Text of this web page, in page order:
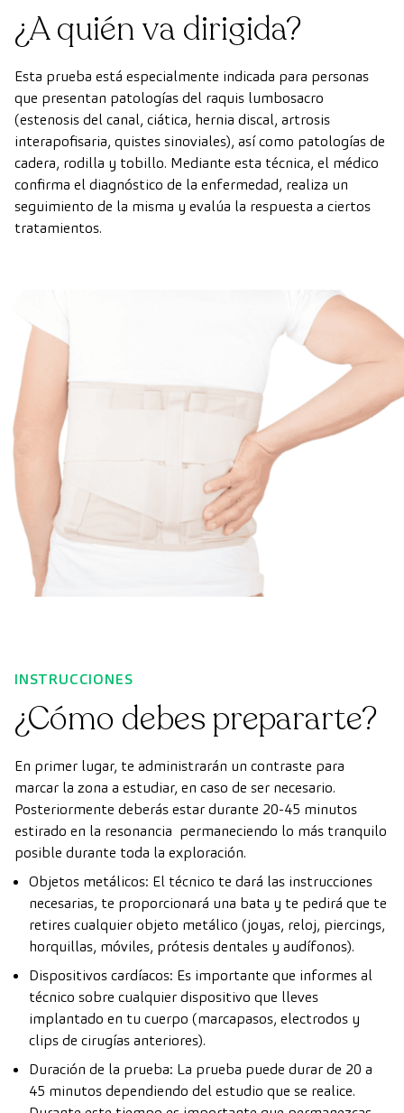
¿A quién va dirigida?
Esta prueba está especialmente indicada para personas
que presentan patologías del raquis lumbosacro
(estenosis del canal, ciática, hernia discal, artrosis
interapofisaria, quistes sinoviales), así como patologías de
cadera, rodilla y tobillo. Mediante esta técnica, el médico
confirma el diagnóstico de la enfermedad, realiza un
seguimiento de la misma y evalúa la respuesta a ciertos
tratamientos.
INSTRUCCIONES
¿Cómo debes prepararte?
En primer lugar, te administrarán un contraste para
marcar la zona a estudiar, en caso de ser necesario.
Posteriormente deberás estar durante 20-45 minutos
estirado en la resonancia permaneciendo lo más tranquilo
posible durante toda la exploración.
Objetos metálicos: El técnico te dará las instrucciones
necesarias, te proporcionará una bata y te pedirá que te
retires cualquier objeto metálico (joyas, reloj, piercings,
horquillas, móviles, prótesis dentales y audífonos).
Dispositivos cardíacos: Es importante que informes al
técnico sobre cualquier dispositivo que lleves
implantado en tu cuerpo (marcapasos, electrodos y
clips de cirugías anteriores).
Duración de la prueba: La prueba puede durar de 20 a
45 minutos dependiendo del estudio que se realice.